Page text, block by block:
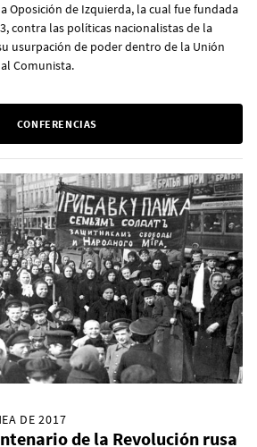
Oposición de Izquierda, la cual fue fundada
contra las políticas nacionalistas de la
usurpación de poder dentro de la Unión
Comunista.
CONFERENCIAS
DE 2017
de la Revolución rusa